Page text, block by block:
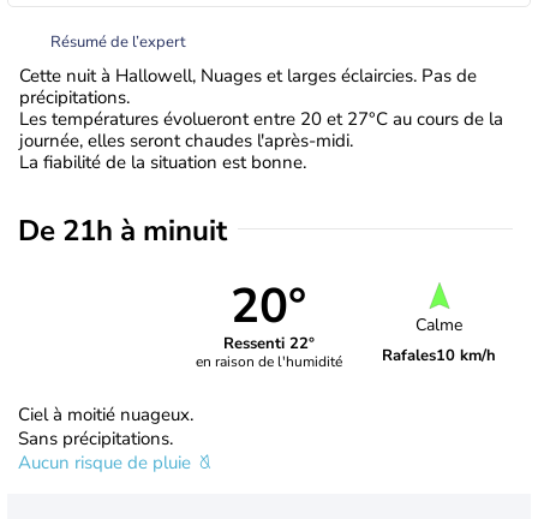
Résumé de l’expert
Cette nuit à Hallowell, Nuages et larges éclaircies. Pas de
précipitations.
Les températures évolueront entre 20 et 27°C au cours de la
journée, elles seront chaudes l'après-midi.
La fiabilité de la situation est bonne.
De 21h à minuit
20°
Ressenti 22°
en raison de l'humidité
Calme
Rafales10 km/h
Ciel à moitié nuageux.
Sans précipitations.
Aucun risque de pluie